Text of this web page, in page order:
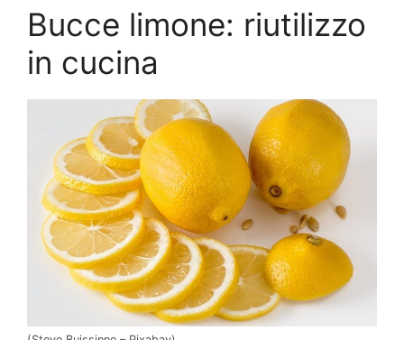
Bucce limone: riutilizzo
in cucina